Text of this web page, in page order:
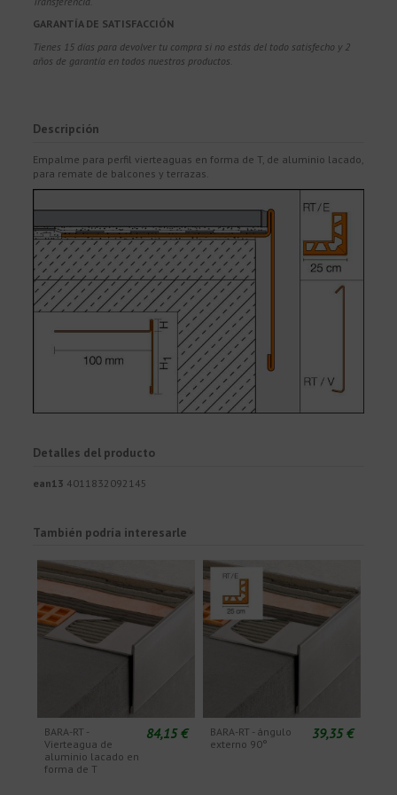
GARANTÍA DE SATISFACCIÓN
Tienes 15 días para devolver tu compra si no estás del todo satisfecho y 2
años de garantía en todos nuestros productos.
Descripción
Empalme para perfil vierteaguas en forma de T, de aluminio lacado,
para remate de balcones y terrazas.
Detalles del producto
ean13 4011832092145
También podría interesarle
BARA-RT -
Vierteagua de
aluminio lacado en
forma de T
84,15 €
BARA-RT - ángulo
externo 90°
39,35 €